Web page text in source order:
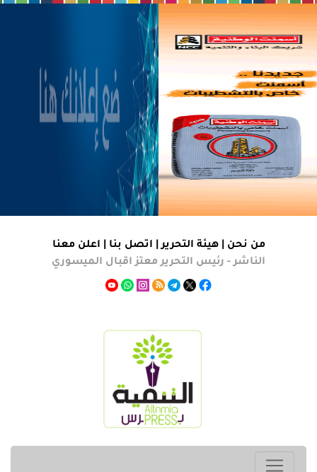
من نحن |هيئة التحرير اتصل بنا
اعلن معنا
الناشر - رئيس التحرير معتز اقبال الميسوري